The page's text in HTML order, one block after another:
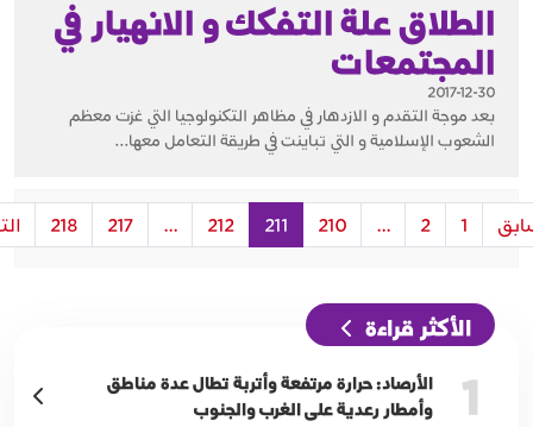
الطلاق علة التفكك و الانهيار في
المجتمعات
2017-12-30
بعد موجة التقدم و الازدهار في مظاهر التكنولوجيا التي غزت معظم
الشعوب الإسلامية و التي تباينت في طريقة التعامل معها...
1
2
...
210
211
212
...
217
218
الأكثر قراءة
1
الأرصاد: حرارة مرتفعة وأتربة تطال عدة مناطق
وأمطار رعدية على الغرب والجنوب